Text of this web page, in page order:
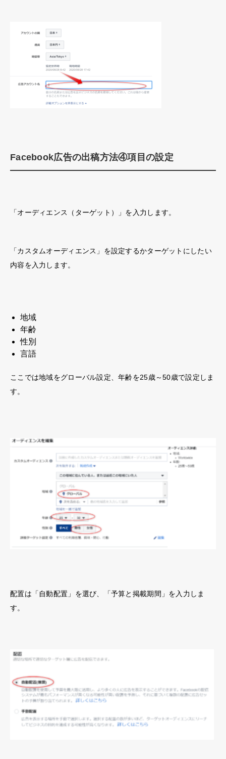
Facebook広告の出稿方法④項目の設定
「オーディエンス（ターゲット）」を入力します。
「カスタムオーディエンス 」を設定するかターゲットにしたい
内容を入力します。
地域
年齢
性別
言語
ここでは地域をグローバル設定、年齢を25歳～50歳で設定しま
す。
配置は「自動配置」を選び、「予算と掲載期間」を入力しま
す。